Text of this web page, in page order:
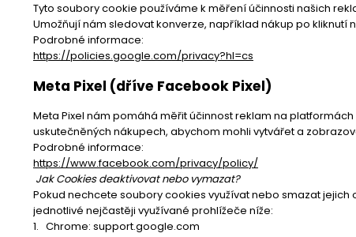
Tyto soubory cookie používáme k měření účinnosti našich
Umožňují nám sledovat konverze, například nákup po kliknutí
Podrobné informace:
https://policies.google.com/privacy?hl=cs
Meta Pixel (dříve Facebook Pixel)
Meta Pixel nám pomáhá měřit účinnost reklam na
uskutečněných nákupech, abychom mohli vytvářet a
Podrobné informace:
https://www.facebook.com/privacy/policy/
Jak Cookies deaktivovat nebo vymazat?
Pokud nechcete soubory cookies využívat nebo smazat
jednotlivé nejčastěji využívané prohlížeče níže:
1. Chrome: support.google.com